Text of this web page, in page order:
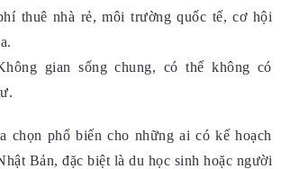
thuê nhà rẻ, môi trường quốc tế, cơ hội
gian sống chung, có thể không có
chọn phổ biến cho những ai có kế hoạch
Bản, đặc biệt là du học sinh hoặc người